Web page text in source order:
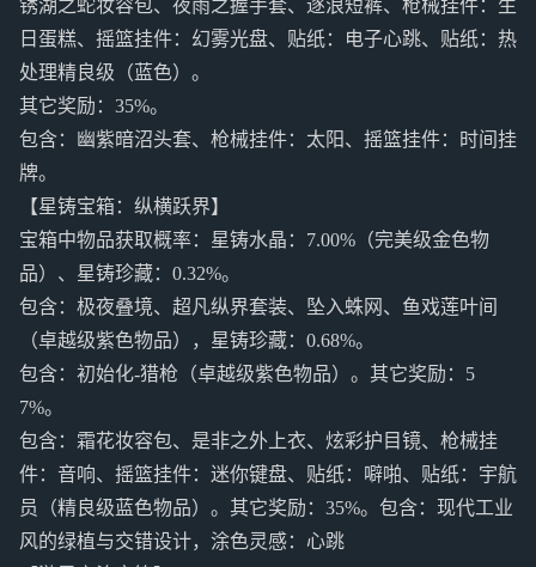
锈湖之蛇妆容包、夜雨之握手套、逐浪短裤、枪械挂件：生
日蛋糕、摇篮挂件：幻雾光盘、贴纸：电子心跳、贴纸：热
处理精良级（蓝色）。
其它奖励：35%。
包含：幽紫暗沼头套、枪械挂件：太阳、摇篮挂件：时间挂
牌。
【星铸宝箱：纵横跃界】
宝箱中物品获取概率：星铸水晶：7.00%（完美级金色物
品）、星铸珍藏：0.32%。
包含：极夜叠境、超凡纵界套装、坠入蛛网、鱼戏莲叶间
（卓越级紫色物品），星铸珍藏：0.68%。
包含：初始化-猎枪（卓越级紫色物品）。其它奖励：5
7%。
包含：霜花妆容包、是非之外上衣、炫彩护目镜、枪械挂
件：音响、摇篮挂件：迷你键盘、贴纸：噼啪、贴纸：宇航
员（精良级蓝色物品）。其它奖励：35%。包含：现代工业
风的绿植与交错设计，涂色灵感：心跳